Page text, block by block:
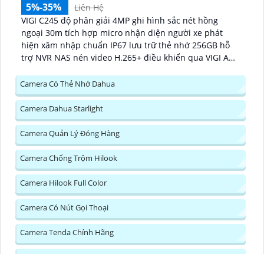
5%-35%
Liên Hệ
VIGI C245 độ phân giải 4MP ghi hình sắc nét hồng
ngoại 30m tích hợp micro nhận diện người xe phát
hiện xâm nhập chuẩn IP67 lưu trữ thẻ nhớ 256GB hỗ
trợ NVR NAS nén video H.265+ điều khiển qua VIGI App
Camera Có Thẻ Nhớ Dahua
Camera Dahua Starlight
Camera Quản Lý Đóng Hàng
Camera Chống Trộm Hilook
Camera Hilook Full Color
Camera Có Nút Gọi Thoại
Camera Tenda Chính Hãng